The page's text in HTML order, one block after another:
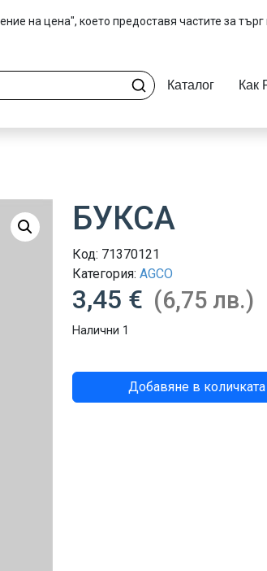
на цена", което предоставя частите за
Каталог Как
БУКСА
Код: 71370121
Категория: AGCO
3,45 € (6,75 лв.)
Налични 1
количество
за
Добавяне в количката